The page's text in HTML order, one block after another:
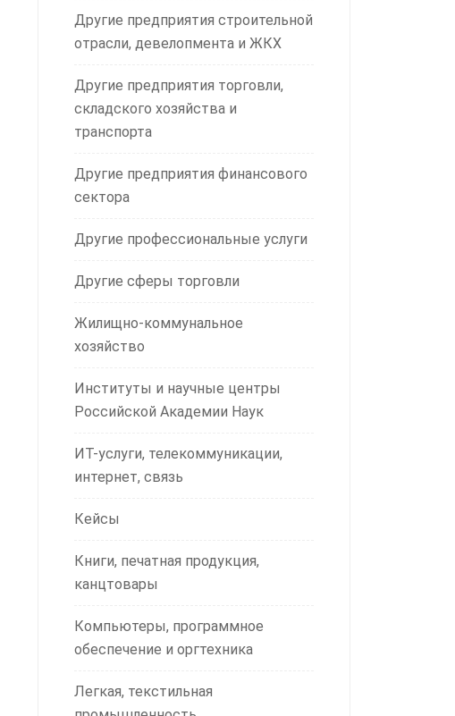
Другие предприятия строительной
отрасли, девелопмента и ЖКХ
Другие предприятия торговли,
складского хозяйства и
транспорта
Другие предприятия финансового
сектора
Другие профессиональные услуги
Другие сферы торговли
Жилищно-коммунальное
хозяйство
Институты и научные центры
Российской Академии Наук
ИТ-услуги, телекоммуникации,
интернет, связь
Кейсы
Книги, печатная продукция,
канцтовары
Компьютеры, программное
обеспечение и оргтехника
Легкая, текстильная